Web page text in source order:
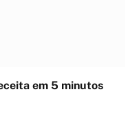
em 5 minutos